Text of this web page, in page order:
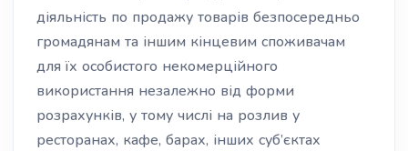
діяльність по продажу товарів безпосередньо
громадянам та іншим кінцевим споживачам
для їх особистого некомерційного
використання незалежно від форми
розрахунків, у тому числі на розлив у
ресторанах, кафе, барах, інших суб’єктах